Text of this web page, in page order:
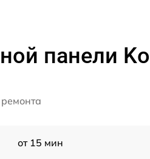
панели
от 15 мин